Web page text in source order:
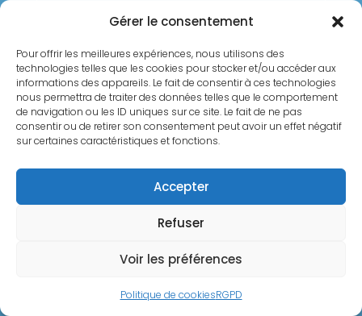
Gérer le consentement
Pour offrir les meilleures expériences, nous utilisons des
technologies telles que les cookies pour stocker et/ou accéder aux
informations des appareils. Le fait de consentir à ces technologies
nous permettra de traiter des données telles que le comportement
de navigation ou les ID uniques sur ce site. Le fait de ne pas
consentir ou de retirer son consentement peut avoir un effet négatif
sur certaines caractéristiques et fonctions.
Accepter
Refuser
Voir les préférences
Politique de cookiesRGPD